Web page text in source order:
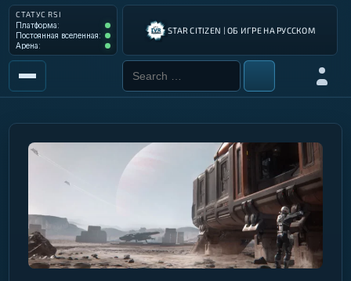
СТАТУС RSI
Платформа:
Платформа: Operational
Постоянная вселенная:
Постоянная вселенная: Operational
Арена:
Арена: Operational
STAR CITIZEN | ОБ ИГРЕ НА РУССКОМ
Search for:
Войти
ИНСТРУМЕНТЫ
РАЗРАБОТКА ИГРЫ
ИНСТРУКЦИИ ПИЛОТА
ГАЛАКТИЧЕСКИЙ ГИД